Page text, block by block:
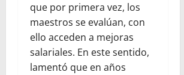
que por primera vez, los
maestros se evalúan, con
ello acceden a mejoras
salariales. En este sentido,
lamentó que en años